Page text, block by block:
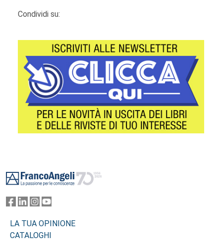
Condividi su:
LA TUA OPINIONE
CATALOGHI